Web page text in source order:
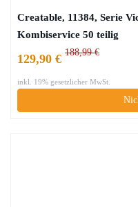
Creatable, 11384, Serie
Kombiservice 50 teilig
129,90 € 188,99 €
inkl. 19% gesetzlicher MwSt.